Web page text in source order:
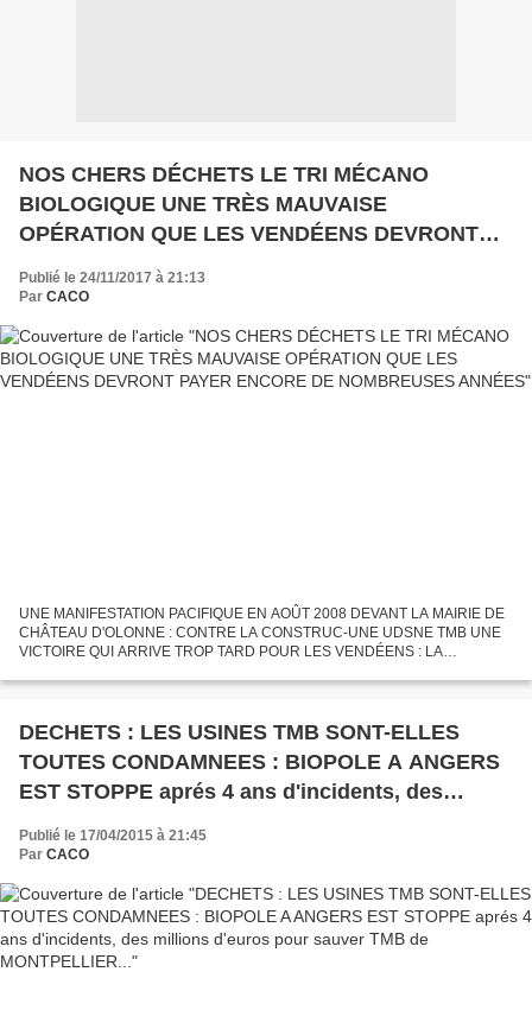
NOS CHERS DÉCHETS LE TRI MÉCANO
BIOLOGIQUE UNE TRÈS MAUVAISE
OPÉRATION QUE LES VENDÉENS DEVRONT
Publié le 24/11/2017 à 21:13
Par CACO
UNE MANIFESTATION PACIFIQUE EN AOÛT 2008 DEVANT LA MAIRIE DE
CHÂTEAU D'OLONNE : CONTRE LA CONSTRUC-UNE UDSNE TMB UNE
VICTOIRE QUI ARRIVE TROP TARD POUR LES VENDÉENS : LA
DÉCHETS VENDÉENS IL FAUT TIRER...
DECHETS : LES USINES TMB SONT-ELLES
TOUTES CONDAMNEES : BIOPOLE A ANGERS
EST STOPPE aprés 4 ans d'incidents, des
millions d'euros pour sauver TMB de
MONTPELLIER...
Publié le 17/04/2015 à 21:45
Par CACO